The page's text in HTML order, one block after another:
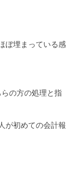
ぼ埋まっている感
の方の処理と指
が初めての会計報